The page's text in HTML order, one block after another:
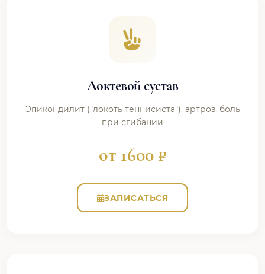
Локтевой сустав
Эпикондилит ("локоть теннисиста"), артроз, боль
при сгибании
от 1600 ₽
ЗАПИСАТЬСЯ